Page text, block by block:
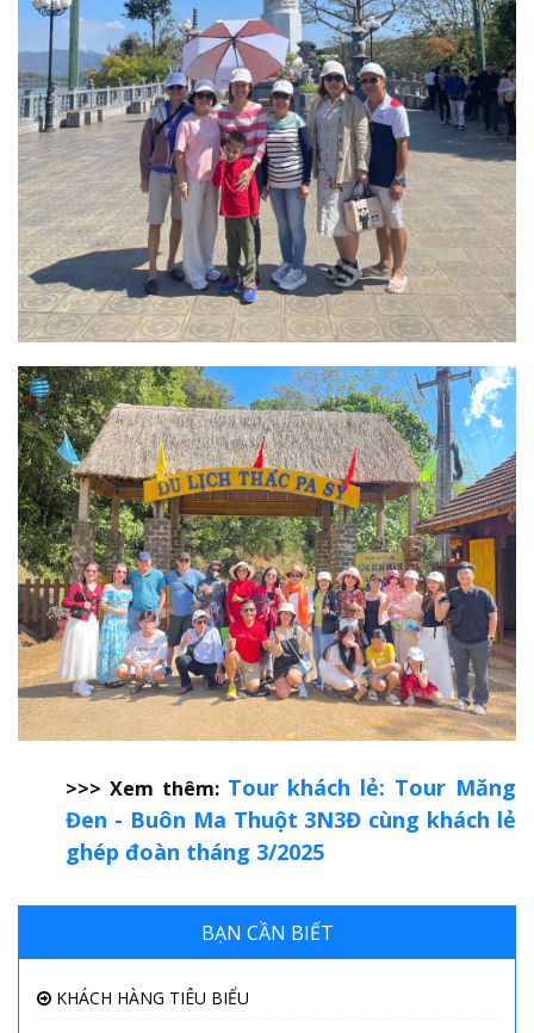
>>> Xem thêm: Tour khách lẻ: Tour Măng
Đen - Buôn Ma Thuột 3N3Đ cùng khách lẻ
ghép đoàn tháng 3/2025
BẠN CẦN BIẾT
KHÁCH HÀNG TIÊU BIỂU